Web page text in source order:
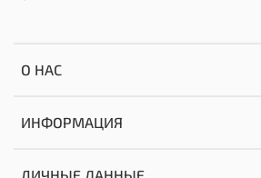
О НАС
ИНФОРМАЦИЯ